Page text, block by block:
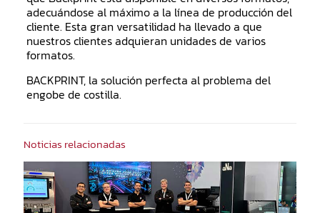
adecuándose al máximo a la línea de producción del
cliente. Esta gran versatilidad ha llevado a que
nuestros clientes adquieran unidades de varios
formatos.
BACKPRINT, la solución perfecta al problema del
engobe de costilla.
Noticias relacionadas